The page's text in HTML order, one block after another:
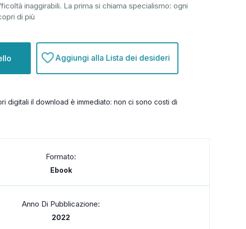
inaggirabili. La prima si chiama specialismo: ogni
di più
Aggiungi alla Lista dei desideri
digitali il download è immediato: non ci sono costi di
Formato:
Ebook
Anno Di Pubblicazione:
2022